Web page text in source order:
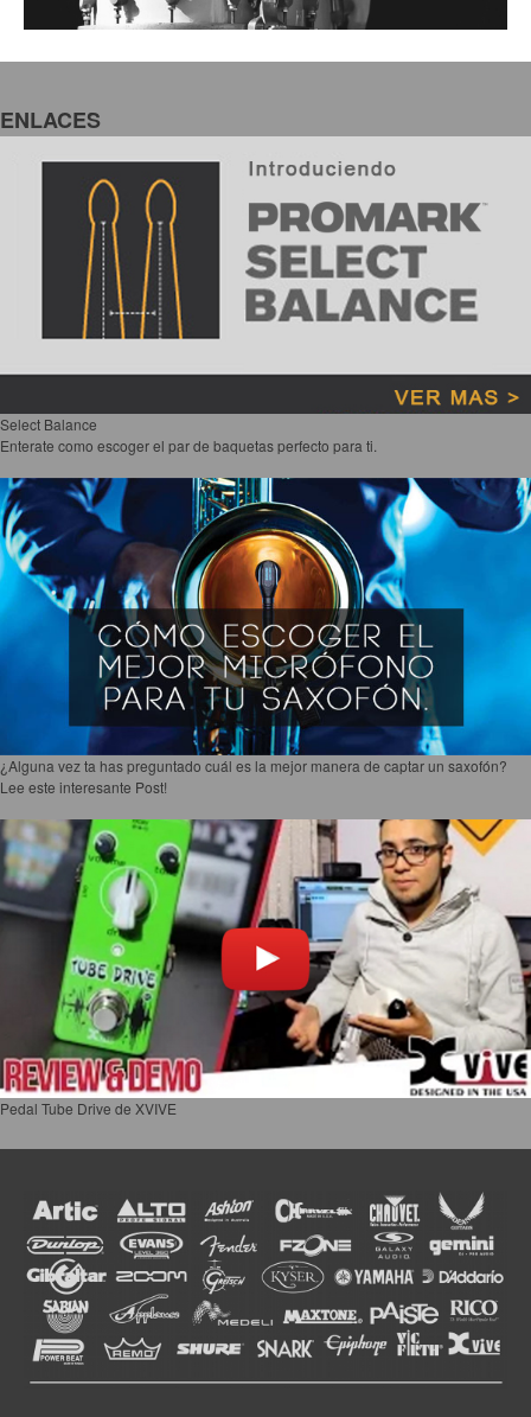
ENLACES
Select Balance
Enterate como escoger el par de baquetas perfecto para ti.
¿Alguna vez ta has preguntado cuál es la mejor manera de captar un saxofón?
Lee este interesante Post!
Pedal Tube Drive de XVIVE